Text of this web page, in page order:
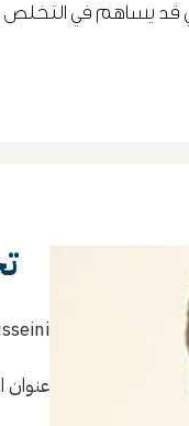
يساهم في التخلص
عنوان